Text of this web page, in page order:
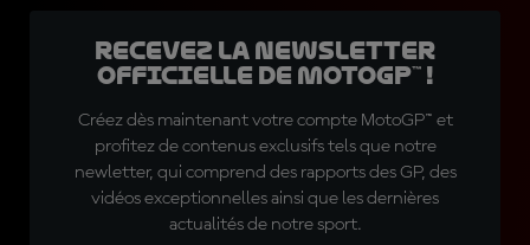
Recevez la Newsletter
officielle de MotoGP™ !
Créez dès maintenant votre compte MotoGP™ et
profitez de contenus exclusifs tels que notre
newletter, qui comprend des rapports des GP, des
vidéos exceptionnelles ainsi que les dernières
actualités de notre sport.